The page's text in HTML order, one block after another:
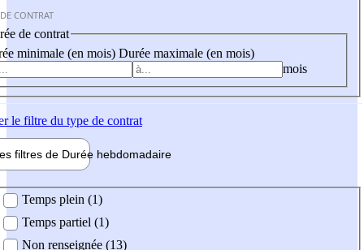
CONTRAT
de contrat
minimale (en mois) Durée maximale (en mois)
mois
le filtre du type de contrat
filtres de Durée hebdomadaire
Temps plein (1)
Temps partiel (1)
Non renseignée (13)